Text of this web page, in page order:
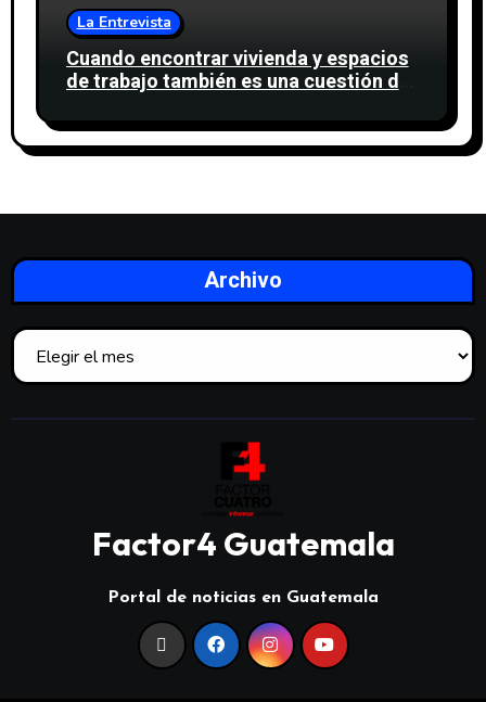
La Entrevista
Cuando encontrar vivienda y espacios
de trabajo también es una cuestión de
Archivo
Factor4 Guatemala
Portal de noticias en Guatemala